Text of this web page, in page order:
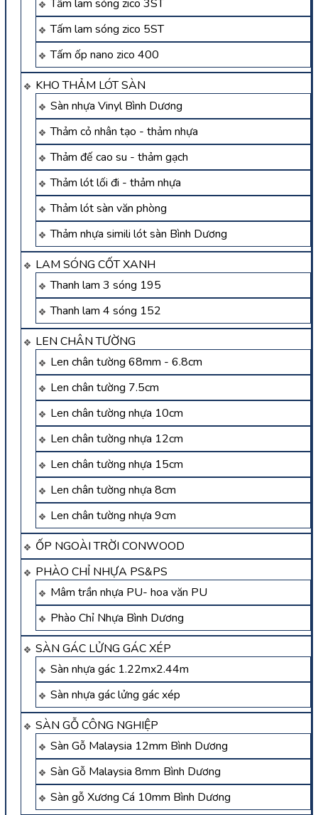
Tấm lam sóng zico 3ST
Tấm lam sóng zico 5ST
Tấm ốp nano zico 400
KHO THẢM LÓT SÀN
Sàn nhựa Vinyl Bình Dương
Thảm cỏ nhân tạo - thảm nhựa
Thảm đế cao su - thảm gạch
Thảm lót lối đi - thảm nhựa
Thảm lót sàn văn phòng
Thảm nhựa simili lót sàn Bình Dương
LAM SÓNG CỐT XANH
Thanh lam 3 sóng 195
Thanh lam 4 sóng 152
LEN CHÂN TƯỜNG
Len chân tường 68mm - 6.8cm
Len chân tường 7.5cm
Len chân tường nhựa 10cm
Len chân tường nhựa 12cm
Len chân tường nhựa 15cm
Len chân tường nhựa 8cm
Len chân tường nhựa 9cm
ỐP NGOÀI TRỜI CONWOOD
PHÀO CHỈ NHỰA PS&PS
Mâm trần nhựa PU- hoa văn PU
Phào Chỉ Nhựa Bình Dương
SÀN GÁC LỬNG GÁC XÉP
Sàn nhựa gác 1.22mx2.44m
Sàn nhựa gác lửng gác xép
SÀN GỖ CÔNG NGHIỆP
Sàn Gỗ Malaysia 12mm Bình Dương
Sàn Gỗ Malaysia 8mm Bình Dương
Sàn gỗ Xương Cá 10mm Bình Dương